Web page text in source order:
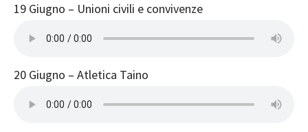
19 Giugno – Unioni civili e convivenze
20 Giugno – Atletica Taino